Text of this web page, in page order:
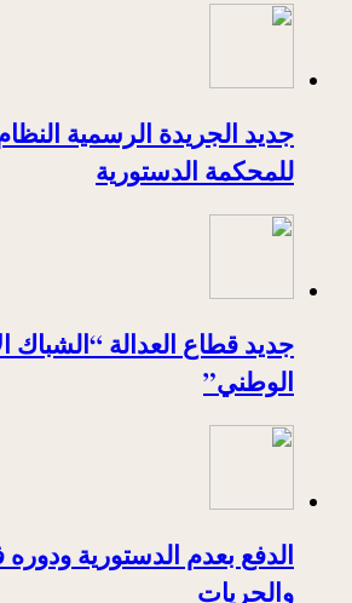
جديد الجريدة الرسمية
للمحكمة الدستورية
جديد قطاع العدالة “الشباك
الوطني”
الدفع بعدم الدستورية
والحريات